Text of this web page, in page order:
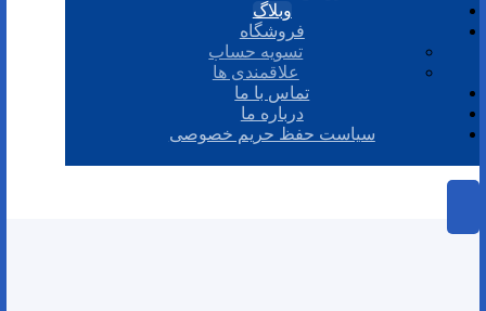
وبلاگ
فروشگاه
تسویه حساب
علاقمندی ها
تماس با ما
درباره ما
سیاست حفظ حریم خصوصی